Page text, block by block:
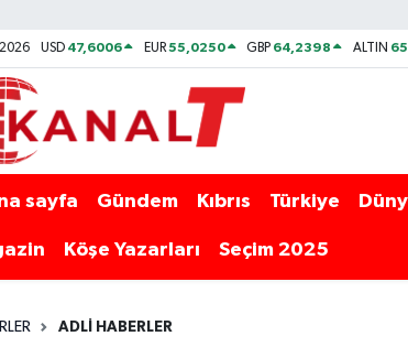
USD 47,6006 EUR55,0250 GBP 64,2398 ALTIN
sayfa Gündem Kıbrıs Türkiye
Köşe Yazarları Seçim 2025
ADLI HABERLER